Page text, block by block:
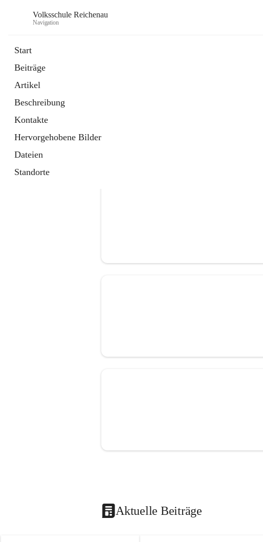
Volksschule Reichenau
Navigation
Start
Beiträge
Artikel
Beschreibung
Kontakte
Hervorgehobene Bilder
Dateien
Standorte
Aktuelle Beiträge